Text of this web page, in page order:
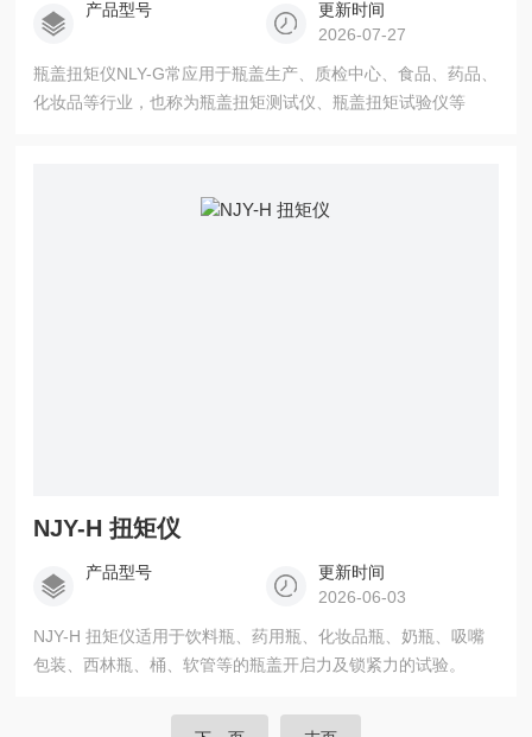
产品型号
更新时间
2026-07-27
瓶盖扭矩仪NLY-G常应用于瓶盖生产、质检中心、食品、药品、
化妆品等行业，也称为瓶盖扭矩测试仪、瓶盖扭矩试验仪等
NJY-H 扭矩仪
产品型号
更新时间
2026-06-03
NJY-H 扭矩仪适用于饮料瓶、药用瓶、化妆品瓶、奶瓶、吸嘴
包装、西林瓶、桶、软管等的瓶盖开启力及锁紧力的试验。